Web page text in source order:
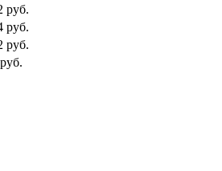
руб.
руб.
руб.